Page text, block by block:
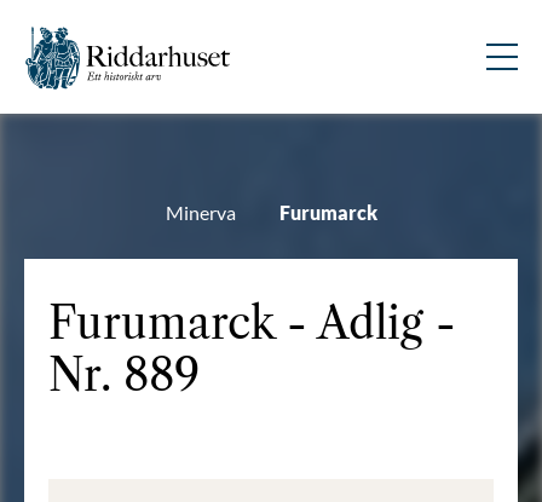
Minerva Furumarck
Furumarck - Adlig -
Nr. 889